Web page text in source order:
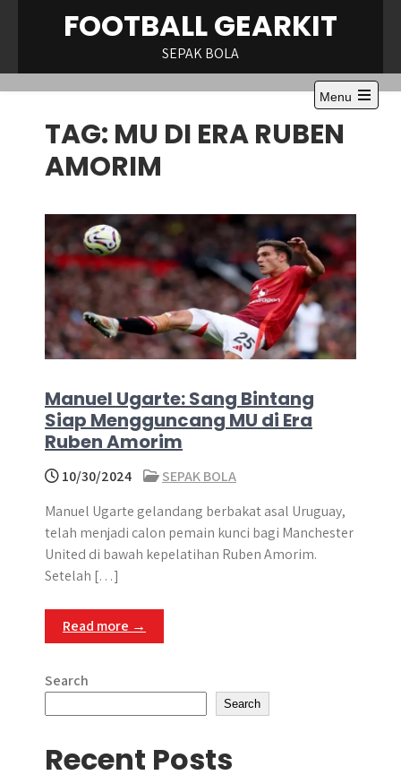
FOOTBALL GEARKIT
SEPAK BOLA
Menu
Open
TAG: MU DI ERA RUBEN
AMORIM
Manuel Ugarte: Sang Bintang
Siap Mengguncang MU di Era
Ruben Amorim
10/30/2024
SEPAK BOLA
Manuel Ugarte gelandang berbakat asal Uruguay,
telah menjadi calon pemain kunci bagi Manchester
United di bawah kepelatihan Ruben Amorim.​
Setelah […]
Read more →
Search
Search
Recent Posts